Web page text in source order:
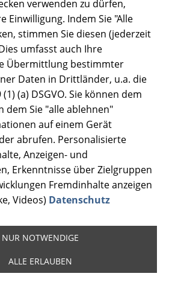
verwenden zu dürfen,
Einwilligung. Indem Sie "Alle
stimmen Sie diesen (jederzeit
umfasst auch Ihre
Übermittlung bestimmter
Daten in Drittländer, u.a. die
(a) DSGVO. Sie können dem
dem Sie "alle ablehnen"
auf einem Gerät
abrufen. Personalisierte
Anzeigen- und
Erkenntnisse über Zielgruppen
Fremdinhalte anzeigen
Videos) Datenschutz
NUR NOTWENDIGE
ALLE ERLAUBEN